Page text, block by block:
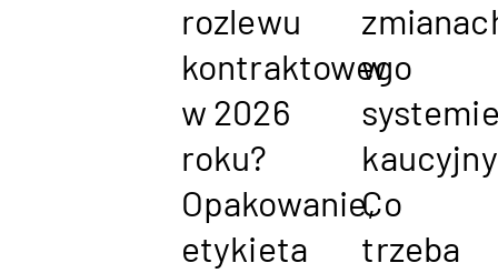
rozlewu
kontraktowego
w 2026
roku?
Opakowanie,
etykieta
w
Co
trzeba